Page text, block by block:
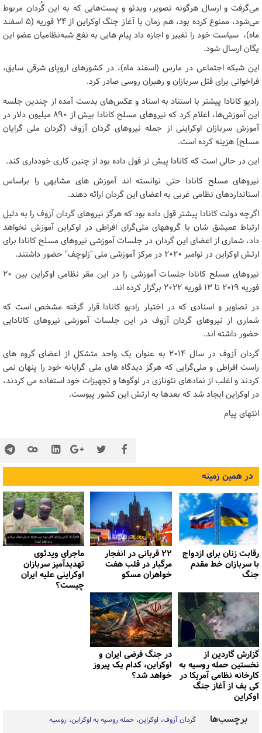
می‌گرفت و ارسال هرگونه تصویر، ویدئو و پست‌هایی که به این گُردان مربوط
می‌شود، ممنوع کرده بود، هم زمان با آغاز جنگ اوکراین از ۲۴ فوریه (۵ اسفند
ماه)، ‌ سیاست خود را تغییر و اجازه داد پیام هایی ‌به نفع شبه‌نظامیان عضو این
یگان ارسال شود.
این شبکه اجتماعی در مارس (اسفند ماه)، در کشورهای اروپای شرقی سابق،
فراخوانی برای قتل سربازان و رهبران روسی صادر کرد.
رادیو کانادا پیشتر با استناد به اسناد و عکس‌های بدست آمده از چندین جلسه
این آموزش‌ها، اعلام کرد که نیروهای مسلح کانادا بیش از ۸۹۰ میلیون دلار در
آموزش سربازان اوکراینی از جمله نیروهای گردان آزوف (گردان ملی گرایان
مسلح) هزینه کرده است.
این در حالی است که کانادا پیش تر قول داده بود از چنین کاری خودداری کند.
نیروهای مسلح کانادا حتی توانسته اند آموزش های مشابهی را براساس
استانداردهای نظامی غربی به اعضای این گردان ارائه دهند.
اگرچه دولت کانادا پیشتر قول داده بود که هرگز نیروهای گردان آزوف را به دلیل
ارتباط عمیشق شان با گروههای ملی‌گرای افراطی در اوکراین آموزش نخواهد
داد، شماری از اعضای این گردان در جلسات آموزشی نیروهای مسلح کانادا برای
ارتش اوکراین در نوامبر ۲۰۲۰ در مرکز آموزشی ملی "زلوچف" حضور داشتند.
نیروهای مسلح کانادا جلسات آموزشی را در این مقر نظامی اوکراین بین ۲۰
فوریه ۲۰۱۹ تا ۱۳ فوریه ۲۰۲۲ برگزار کرده اند.
در تصاویر و اسنادی که در اختیار رادیو کانادا قرار گرفته مشخص است که
شماری از نیروهای گردان آزوف در این جلسات آموزشی نیروهای کانادایی
حضور داشته اند.
گردان آزوف در سال ۲۰۱۴ به عنوان یک واحد متشکل از اعضای گروه های
راست افراطی و ملی‌گرایی که هرگز دیدگاه های ملی گرایانه خود را پنهان نمی
کردند و اغلب از نمادهای نئونازی در لوگوها و تجهیزات خود استفاده می کردند،
در اوکراین ایجاد شد که بعدها به ارتش این کشور پیوست.
انتهای پیام
در همین زمینه
رقابت زنان برای ازدواج
با سربازان خط مقدم
جنگ
۲۲ قربانی در انفجار
مرگبار در قلب هفت
خواهران مسکو
ماجرای ویدئوی
تهدیدآمیز سربازان
اوکراینی علیه ایران
چیست؟
گزارش گاردین از
نخستین حمله روسیه به
کارخانه نظامی آمریکا در
کی یف از آغاز جنگ
اوکراین
در جنگ فرضی ایران و
اوکراین، کدام یک پیروز
خواهد شد؟
برچسب‌ها گردان آزوف اوکراین حمله روسیه به اوکراین روسیه